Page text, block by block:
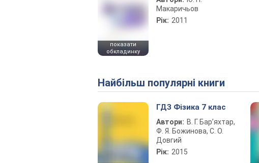
показати
обкладинку
Макаричьов
Рік: 2011
Найбільш популярні книги
ГДЗ Фізика 7 клас
Автори: В. Г. Бар’яхтар,
Ф. Я. Божинова, С. О.
Довгий
Рік: 2015